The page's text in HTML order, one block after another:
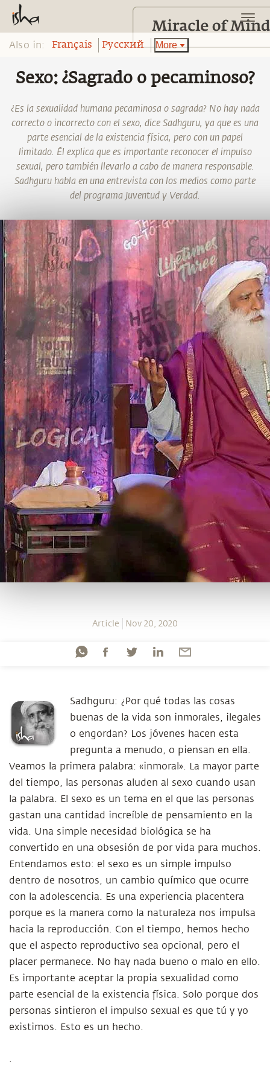
Also in: Français Pусский More
Sexo: ¿Sagrado o pecaminoso?
¿Es la sexualidad humana pecaminosa o sagrada? No hay nada
correcto o incorrecto con el sexo, dice Sadhguru, ya que es una
parte esencial de la existencia física, pero con un papel
limitado. Él explica que es importante reconocer el impulso
sexual, pero también llevarlo a cabo de manera responsable.
Sadhguru habla en una entrevista con los medios como parte
del programa Juventud y Verdad.
Article Nov 20, 2020
Sadhguru: ¿Por qué todas las cosas
buenas de la vida son inmorales, ilegales
o engordan? Los jóvenes hacen esta
pregunta a menudo, o piensan en ella.
Veamos la primera palabra: «inmoral». La mayor parte
del tiempo, las personas aluden al sexo cuando usan
la palabra. El sexo es un tema en el que las personas
gastan una cantidad increíble de pensamiento en la
vida. Una simple necesidad biológica se ha
convertido en una obsesión de por vida para muchos.
Entendamos esto: el sexo es un simple impulso
dentro de nosotros, un cambio químico que ocurre
con la adolescencia. Es una experiencia placentera
porque es la manera como la naturaleza nos impulsa
hacia la reproducción. Con el tiempo, hemos hecho
que el aspecto reproductivo sea opcional, pero el
placer permanece. No hay nada bueno o malo en ello.
Es importante aceptar la propia sexualidad como
parte esencial de la existencia física. Solo porque dos
personas sintieron el impulso sexual es que tú y yo
existimos. Esto es un hecho.
.